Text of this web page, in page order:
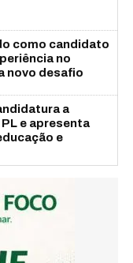
como candidato
no
novo desafio
a
e apresenta
e